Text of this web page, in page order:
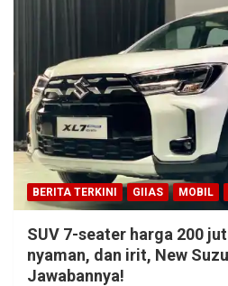
BERITA TERKINI GIIAS MOBIL
SUV 7-seater harga 200
nyaman, dan irit, New
Jawabannya!